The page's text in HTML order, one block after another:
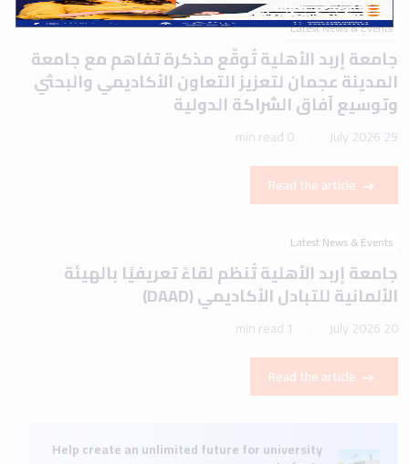
Latest News & Events
جامعة إربد الأهلية تُوقّع مذكرة تفاهم مع جامعة
المدينة عجمان لتعزيز التعاون الأكاديمي والبحثي
وتوسيع آفاق الشراكة الدولية
29 July 2026
0 min read
Read the article
Latest News & Events
جامعة إربد الأهلية تُنظم لقاءً تعريفيًا بالهيئة
الألمانية للتبادل الأكاديمي (DAAD)
20 July 2026
1 min read
Read the article
Help create an unlimited future for university